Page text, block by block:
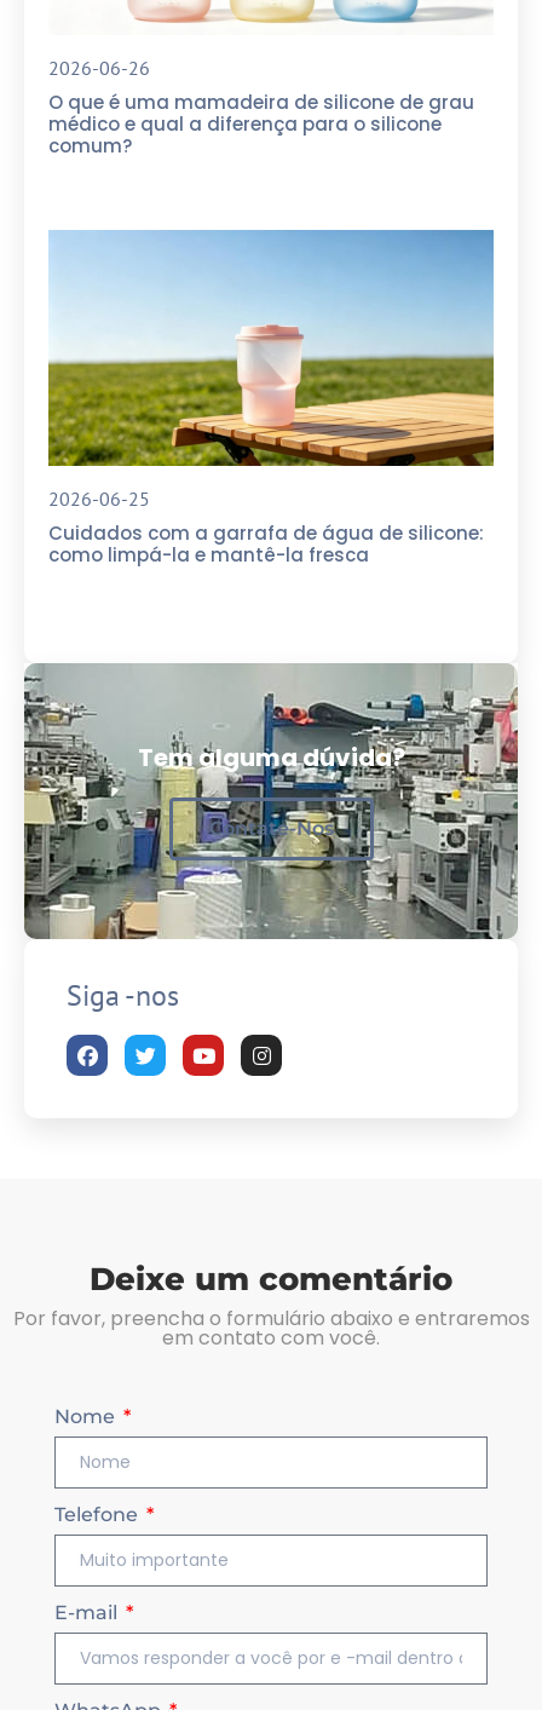
2026-06-26
O que é uma mamadeira de silicone de grau
médico e qual a diferença para o silicone
comum?
2026-06-25
Cuidados com a garrafa de água de silicone:
como limpá-la e mantê-la fresca
Tem alguma dúvida?
Contate-Nos
Siga -nos
Deixe um comentário
Por favor, preencha o formulário abaixo e entraremos
em contato com você.
Nome
Telefone
E-mail